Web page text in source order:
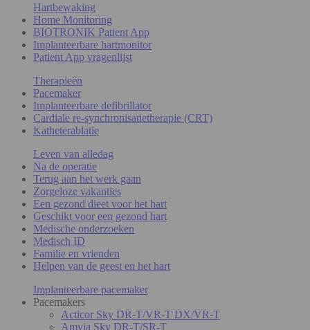
Hartbewaking
Home Monitoring
BIOTRONIK Patient App
Implanteerbare hartmonitor
Patient App vragenlijst
Therapieën
Pacemaker
Implanteerbare defibrillator
Cardiale re-synchronisatietherapie (CRT)
Katheterablatie
Leven van alledag
Na de operatie
Terug aan het werk gaan
Zorgeloze vakanties
Een gezond dieet voor het hart
Geschikt voor een gezond hart
Medische onderzoeken
Medisch ID
Familie en vrienden
Helpen van de geest en het hart
Implanteerbare pacemaker
Pacemakers
Acticor Sky DR-T/VR-T DX/VR-T
Amvia Sky DR-T/SR-T